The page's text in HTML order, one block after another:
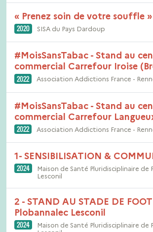
« Prenez soin de votre souffle »
2020 SISA du Pays Dardoup
#MoisSansTabac - Stand au
commercial Carrefour Iroise
2022 Association Addictions France -
#MoisSansTabac - Stand au
commercial Carrefour
2022 Association Addictions France -
1- SENSIBILISATION &
2024
Maison de Santé Pluridisciplinaire de
Lesconil
2 - STAND AU STADE DE
Plobannalec Lesconil
2024
Maison de Santé Pluridisciplinaire de